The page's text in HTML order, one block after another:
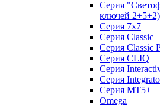
Серия
ключей 2+5+2)
Серия 7х7
Серия Classic
Серия Classic
Серия CLIQ
Серия
Серия
Серия MT5+
Omega